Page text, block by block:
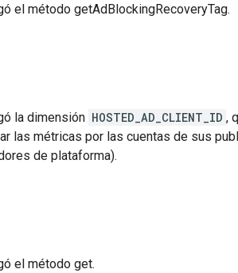
el método getAdBlockingRecoveryTag.
la dimensión HOSTED_AD_CLIENT_ID ,
las métricas por las cuentas de sus
de plataforma).
el método get.